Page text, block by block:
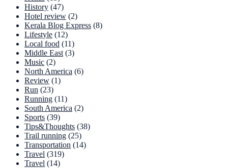
History (47)
Hotel review (2)
Kerala Blog Express (8)
Lifestyle (12)
Local food (11)
Middle East (3)
Music (2)
North America (6)
Review (1)
Run (23)
Running (11)
South America (2)
Sports (39)
Tips&Thoughts (38)
Trail running (25)
Transportation (14)
Travel (319)
Travel (14)